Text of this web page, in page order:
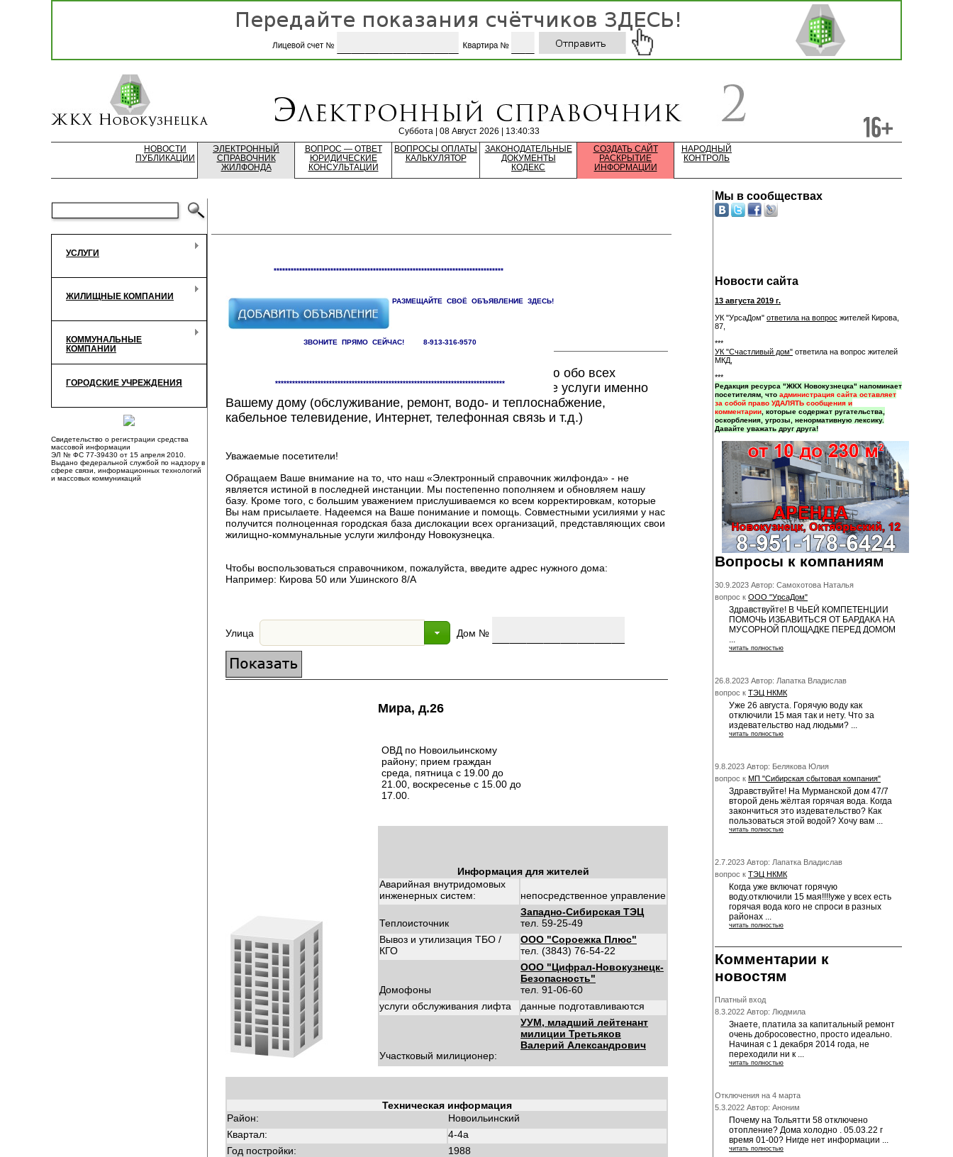
Суббота | 08 Август 2026 | 13:40:33
НОВОСТИ
ПУБЛИКАЦИИ
ЭЛЕКТРОННЫЙ
СПРАВОЧНИК
ЖИЛФОНДА
ВОПРОС — ОТВЕТ
ЮРИДИЧЕСКИЕ
КОНСУЛЬТАЦИИ
ВОПРОСЫ ОПЛАТЫ
КАЛЬКУЛЯТОР
ЗАКОНОДАТЕЛЬНЫЕ
ДОКУМЕНТЫ
КОДЕКС
СОЗДАТЬ САЙТ
РАСКРЫТИЕ
ИНФОРМАЦИИ
НАРОДНЫЙ
КОНТРОЛЬ
УСЛУГИ
ЖИЛИЩНЫЕ КОМПАНИИ
КОММУНАЛЬНЫЕ
КОМПАНИИ
ГОРОДСКИЕ УЧРЕЖДЕНИЯ
Свидетельство о регистрации средства
массовой информации
ЭЛ № ФС 77-39430 от 15 апреля 2010.
Выдано федеральной службой по надзору в
сфере связи, информационных технологий
и массовых коммуникаций
*********************************************************************************
РАЗМЕЩАЙТЕ СВОЁ ОБЪЯВЛЕНИЕ ЗДЕСЬ!
ЗВОНИТЕ ПРЯМО СЕЙЧАС! 8-913-316-9570
*********************************************************************************
Здесь Вы сможете найти исчерпывающую информацию обо всех
компаниях, предоставляющих жилищно-коммунальные услуги именно
Вашему дому (обслуживание, ремонт, водо- и теплоснабжение,
кабельное телевидение, Интернет, телефонная связь и т.д.)
Уважаемые посетители!
Обращаем Ваше внимание на то, что наш «Электронный справочник жилфонда» - не
является истиной в последней инстанции. Мы постепенно пополняем и обновляем нашу
базу. Кроме того, с большим уважением прислушиваемся ко всем корректировкам, которые
Вы нам присылаете. Надеемся на Ваше понимание и помощь. Совместными усилиями у нас
получится полноценная городская база дислокации всех организаций, представляющих свои
жилищно-коммунальные услуги жилфонду Новокузнецка.
Чтобы воспользоваться справочником, пожалуйста, введите адрес нужного дома:
Например: Кирова 50 или Ушинского 8/А
Улица Дом №
Мира, д.26
ОВД по Новоильинскому
району; прием граждан
среда, пятница с 19.00 до
21.00, воскресенье с 15.00 до
17.00.
Информация для жителей
Аварийная внутридомовых
инженерных систем:
непосредственное управление
Теплоисточник
Западно-Сибирская ТЭЦ
тел. 59-25-49
Вывоз и утилизация ТБО /
КГО
ООО "Сороежка Плюс"
тел. (3843) 76-54-22
Домофоны
ООО "Цифрал-Новокузнецк-
Безопасность"
тел. 91-06-60
услуги обслуживания лифта
данные подготавливаются
Участковый милиционер:
УУМ, младший лейтенант
милиции Третьяков
Валерий Александрович
Техническая информация
Район:
Новоильинский
Квартал:
4-4а
Год постройки:
1988
Мы в сообществах
Новости сайта
13 августа 2019 г.
УК "УрсаДом" ответила на вопрос жителей Кирова,
87,
***
УК "Счастливый дом" ответила на вопрос жителей
МКД,
***
Редакция ресурса "ЖКХ Новокузнецка" напоминает
посетителям, что администрация сайта оставляет
за собой право УДАЛЯТЬ сообщения и
комментарии , которые содержат ругательства,
оскорбления, угрозы, ненормативную лексику.
Давайте уважать друг друга!
Вопросы к компаниям
30.9.2023 Автор: Самохотова Наталья
вопрос к ООО "УрсаДом"
Здравствуйте! В ЧЬЕЙ КОМПЕТЕНЦИИ
ПОМОЧЬ ИЗБАВИТЬСЯ ОТ БАРДАКА НА
МУСОРНОЙ ПЛОЩАДКЕ ПЕРЕД ДОМОМ
...
читать полностью
26.8.2023 Автор: Лапатка Владислав
вопрос к ТЭЦ НКМК
Уже 26 августа. Горячую воду как
отключили 15 мая так и нету. Что за
издевательство над людьми? ...
читать полностью
9.8.2023 Автор: Белякова Юлия
вопрос к МП "Сибирская сбытовая компания"
Здравствуйте! На Мурманской дом 47/7
второй день жёлтая горячая вода. Когда
закончиться это издевательство? Как
пользоваться этой водой? Хочу вам ...
читать полностью
2.7.2023 Автор: Лапатка Владислав
вопрос к ТЭЦ НКМК
Когда уже включат горячую
воду.отключили 15 мая!!!!уже у всех есть
горячая вода кого не спроси в разных
районах ...
читать полностью
Комментарии к
новостям
Платный вход
8.3.2022 Автор: Людмила
Знаете, платила за капитальный ремонт
очень добросовестно, просто идеально.
Начиная с 1 декабря 2014 года, не
переходили ни к ...
читать полностью
Отключения на 4 марта
5.3.2022 Автор: Аноним
Почему на Тольятти 58 отключено
отопление? Дома холодно . 05.03.22 г
время 01-00? Нигде нет информации ...
читать полностью